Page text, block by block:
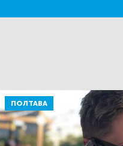
ПОЛТАВА